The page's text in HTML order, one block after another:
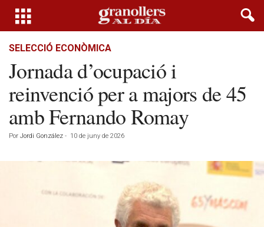
SELECCIÓ ECONÒMICA
Jornada d’ocupació i
reinvenció per a majors de 45
amb Fernando Romay
Por Jordi González - 10 de juny de 2026